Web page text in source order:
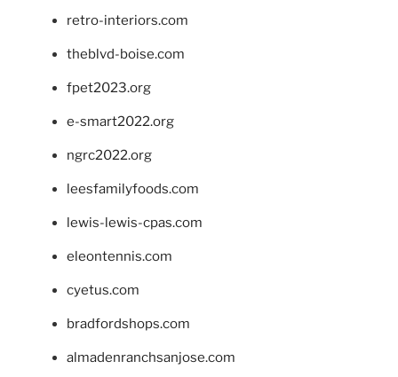
retro-interiors.com
theblvd-boise.com
fpet2023.org
e-smart2022.org
ngrc2022.org
leesfamilyfoods.com
lewis-lewis-cpas.com
eleontennis.com
cyetus.com
bradfordshops.com
almadenranchsanjose.com